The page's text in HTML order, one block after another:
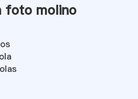
foto molino